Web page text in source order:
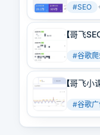
#SEO
【哥飞
#谷歌爬
【哥飞小
#谷歌